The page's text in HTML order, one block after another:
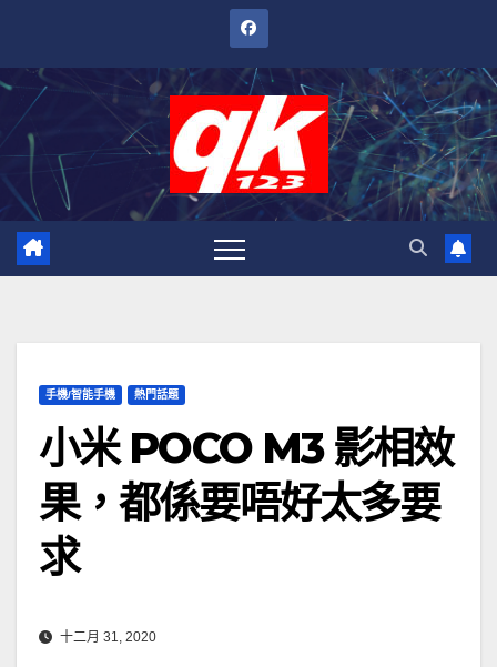
內
手機/智能手機 熱門話題
小米 POCO M3 影相效
果，都係要唔好太多要
求
十二月 31, 2020